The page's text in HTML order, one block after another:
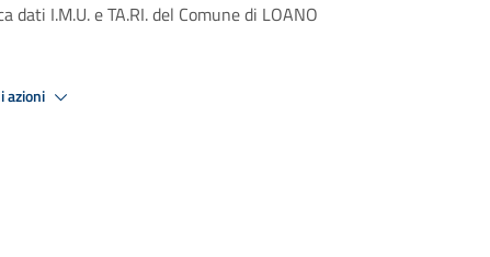
I.M.U. e TA.RI. del Comune di LOANO
azioni